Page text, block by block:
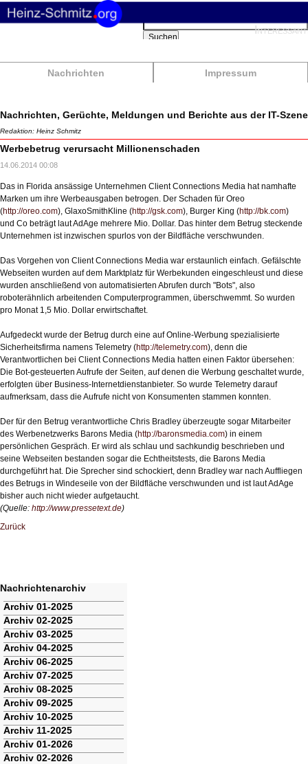
Nachrichten Impressum
Suchbegriffe
Suchen
Nachrichten, Gerüchte, Meldungen und Berichte aus der IT-Szene
Redaktion: Heinz Schmitz
Werbebetrug verursacht Millionenschaden
14.06.2014 00:08
Das in Florida ansässige Unternehmen Client Connections Media hat namhafte
Marken um ihre Werbeausgaben betrogen. Der Schaden für Oreo
(http://oreo.com), GlaxoSmithKline (http://gsk.com), Burger King (http://bk.com)
und Co beträgt laut AdAge mehrere Mio. Dollar. Das hinter dem Betrug steckende
Unternehmen ist inzwischen spurlos von der Bildfläche verschwunden.
Das Vorgehen von Client Connections Media war erstaunlich einfach. Gefälschte
Webseiten wurden auf dem Marktplatz für Werbekunden eingeschleust und diese
wurden anschließend von automatisierten Abrufen durch "Bots", also
roboterähnlich arbeitenden Computerprogrammen, überschwemmt. So wurden
pro Monat 1,5 Mio. Dollar erwirtschaftet.
Aufgedeckt wurde der Betrug durch eine auf Online-Werbung spezialisierte
Sicherheitsfirma namens Telemetry (http://telemetry.com), denn die
Verantwortlichen bei Client Connections Media hatten einen Faktor übersehen:
Die Bot-gesteuerten Aufrufe der Seiten, auf denen die Werbung geschaltet wurde,
erfolgten über Business-Internetdienstanbieter. So wurde Telemetry darauf
aufmerksam, dass die Aufrufe nicht von Konsumenten stammen konnten.
Der für den Betrug verantwortliche Chris Bradley überzeugte sogar Mitarbeiter
des Werbenetzwerks Barons Media (http://baronsmedia.com) in einem
persönlichen Gespräch. Er wird als schlau und sachkundig beschrieben und
seine Webseiten bestanden sogar die Echtheitstests, die Barons Media
durchgeführt hat. Die Sprecher sind schockiert, denn Bradley war nach Auffliegen
des Betrugs in Windeseile von der Bildfläche verschwunden und ist laut AdAge
bisher auch nicht wieder aufgetaucht.
(Quelle: http://www.pressetext.de)
Zurück
Nachrichtenarchiv
Navigation
überspringen
Archiv 01-2025
Archiv 02-2025
Archiv 03-2025
Archiv 04-2025
Archiv 06-2025
Archiv 07-2025
Archiv 08-2025
Archiv 09-2025
Archiv 10-2025
Archiv 11-2025
Archiv 01-2026
Archiv 02-2026